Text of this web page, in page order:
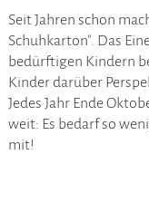
Seit Jahren schon
Schuhkarton". Das
bedürftigen Kindern
Kinder darüber
Jedes Jahr Ende
weit: Es bedarf so
mit!